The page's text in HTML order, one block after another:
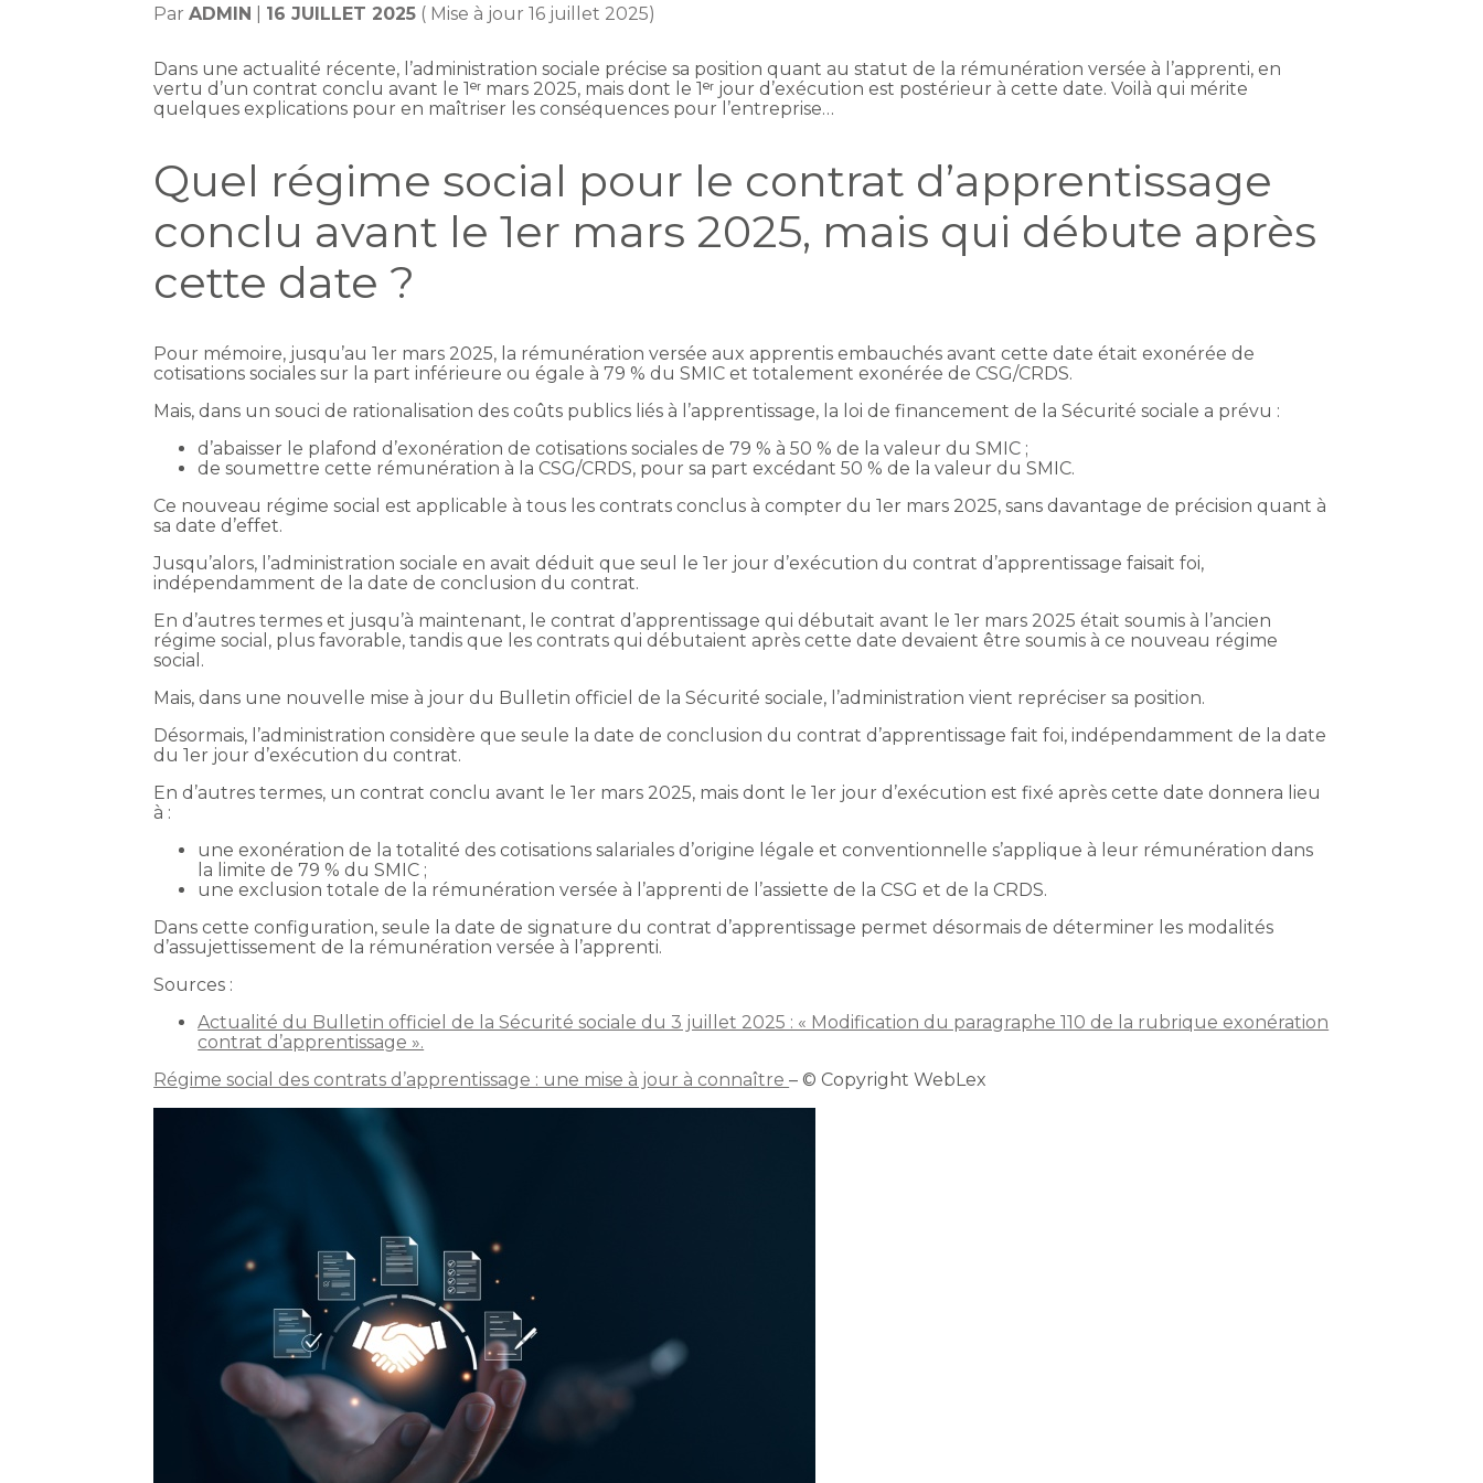
ParADMIN 16 JUILLET 2025 ( Mise à jour 16 juillet 2025)
Dans une actualité récente, l’administration sociale précise sa position quant au statut de la rémunération versée à l’apprenti, en
vertu d’un contrat conclu avant le 1ᵉʳ mars 2025, mais dont le 1ᵉʳ jour d’exécution est postérieur à cette date. Voilà qui mérite
quelques explications pour en maîtriser les conséquences pour l’entreprise…
Quel régime social pour le contrat d’apprentissage
conclu avant le 1er mars 2025, mais qui débute après
cette date ?
Pour mémoire, jusqu’au 1er mars 2025, la rémunération versée aux apprentis embauchés avant cette date était exonérée de
cotisations sociales sur la part inférieure ou égale à 79 % du SMIC et totalement exonérée de CSG/CRDS.
Mais, dans un souci de rationalisation des coûts publics liés à l’apprentissage, la loi de financement de la Sécurité sociale a prévu :
d’abaisser le plafond d’exonération de cotisations sociales de 79 % à 50 % de la valeur du SMIC ;
de soumettre cette rémunération à la CSG/CRDS, pour sa part excédant 50 % de la valeur du SMIC.
Ce nouveau régime social est applicable à tous les contrats conclus à compter du 1er mars 2025, sans davantage de précision quant à
sa date d’effet.
Jusqu’alors, l’administration sociale en avait déduit que seul le 1er jour d’exécution du contrat d’apprentissage faisait foi,
indépendamment de la date de conclusion du contrat.
En d’autres termes et jusqu’à maintenant, le contrat d’apprentissage qui débutait avant le 1er mars 2025 était soumis à l’ancien
régime social, plus favorable, tandis que les contrats qui débutaient après cette date devaient être soumis à ce nouveau régime
social.
Mais, dans une nouvelle mise à jour du Bulletin officiel de la Sécurité sociale, l’administration vient repréciser sa position.
Désormais, l’administration considère que seule la date de conclusion du contrat d’apprentissage fait foi, indépendamment de la date
du 1er jour d’exécution du contrat.
En d’autres termes, un contrat conclu avant le 1er mars 2025, mais dont le 1er jour d’exécution est fixé après cette date donnera lieu
à :
une exonération de la totalité des cotisations salariales d’origine légale et conventionnelle s’applique à leur rémunération dans
la limite de 79 % du SMIC ;
une exclusion totale de la rémunération versée à l’apprenti de l’assiette de la CSG et de la CRDS.
Dans cette configuration, seule la date de signature du contrat d’apprentissage permet désormais de déterminer les modalités
d’assujettissement de la rémunération versée à l’apprenti.
Sources :
Actualité du Bulletin officiel de la Sécurité sociale du 3 juillet 2025 : « Modification du paragraphe 110 de la rubrique exonération
contrat d’apprentissage ».
Régime social des contrats d’apprentissage : une mise à jour à connaître– © Copyright WebLex